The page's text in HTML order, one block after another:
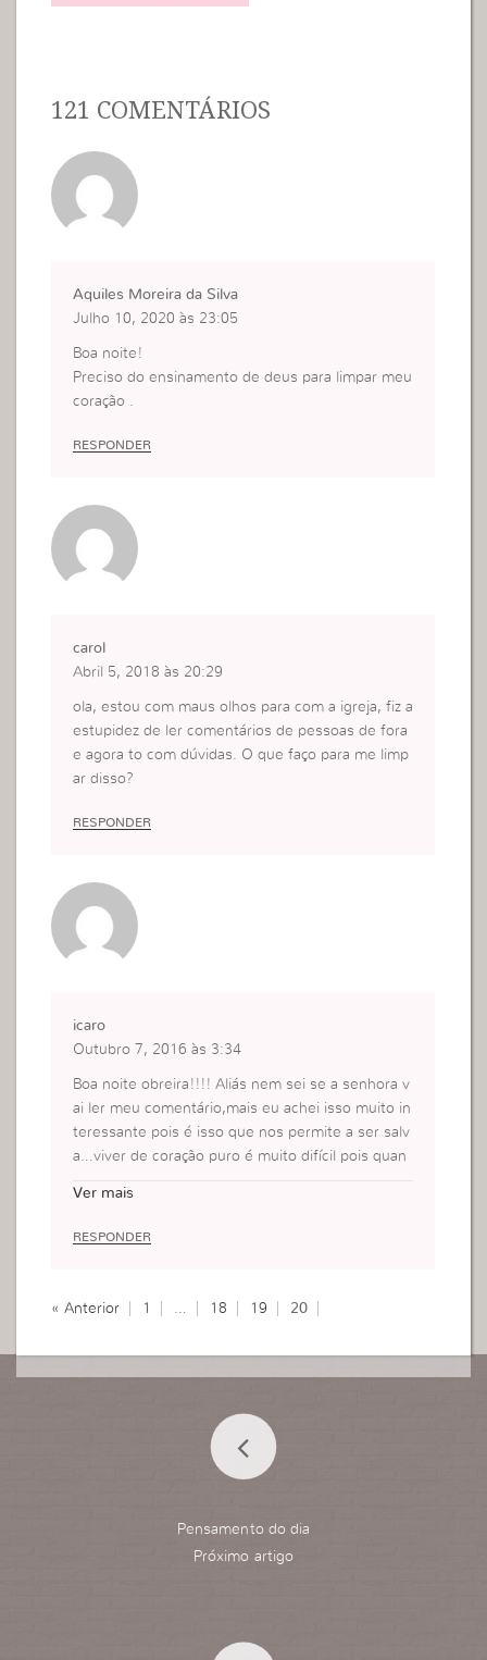
121 COMENTÁRIOS
Aquiles Moreira da Silva
Julho 10, 2020 às 23:05
Boa noite!
Preciso do ensinamento de deus para limpar meu
coração .
RESPONDER
carol
Abril 5, 2018 às 20:29
ola, estou com maus olhos para com a igreja, fiz a
estupidez de ler comentários de pessoas de fora
e agora to com dúvidas. O que faço para me limp
ar disso?
RESPONDER
icaro
Outubro 7, 2016 às 3:34
Boa noite obreira!!!! Aliás nem sei se a senhora v
ai ler meu comentário,mais eu achei isso muito in
teressante pois é isso que nos permite a ser salv
a…viver de coração puro é muito difícil pois quan
Ver mais
RESPONDER
« Anterior 1 … 18 19 20
Pensamento do dia